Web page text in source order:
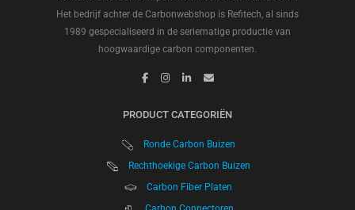
Het bedrijf achter de Carbonwebshop is Refitech, al sinds
1989 gespecialiseerd in de seriematige productie van
hoogwaardige carbon componenten.
PRODUCT CATEGORIËN
Ronde Carbon Buizen
Rechthoekige Carbon Buizen
Carbon Fiber Platen